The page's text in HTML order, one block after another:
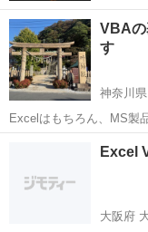
VBAの
す
神奈川
Excelはもちろん、MS製
を活かしたノウハウまで
流れからバク作り込み回
Excel
大阪府